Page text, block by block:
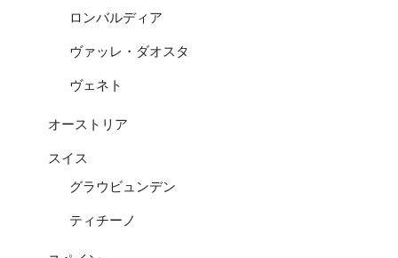
ロンバルディア
ヴァッレ・ダオスタ
ヴェネト
オーストリア
スイス
グラウビュンデン
ティチーノ